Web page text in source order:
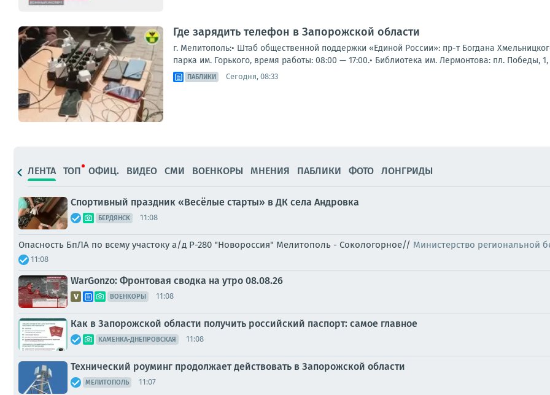
Где зарядить телефон в Запорожской области
г. Мелитополь:• Штаб общественной поддержки «Единой России»: пр-т Богдана
парка им. Горького, время работы: 08:00 — 17:00.• Библиотека им. Лермонтова: пл. Победы,
ПАБЛИКИ Сегодня, 08:33
ЛЕНТА ТОП ОФИЦ. ВИДЕО СМИ ВОЕНКОРЫ МНЕНИЯ ПАБЛИКИ ФОТО ЛОНГРИДЫ
Спортивный праздник «Весёлые старты» в ДК села Андровка
БЕРДЯНСК 11:08
Опасность БпЛА по всему участоку а/д Р-280 "Новороссия" Мелитополь - Сокологорное// Министерство региональной
11:08
WarGonzo: Фронтовая сводка на утро 08.08.26
ВОЕНКОРЫ 11:08
Как в Запорожской области получить российский паспорт: самое главное
КАМЕНКА-ДНЕПРОВСКАЯ 11:08
Технический роуминг продолжает действовать в Запорожской области
МЕЛИТОПОЛЬ 11:07